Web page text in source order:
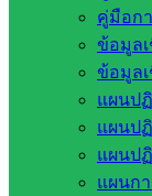
คู่มือกา
ข้อมูล
ข้อมูลเ
แผนป
แผนป
แผนป
แผนก
กระทรวง
ศึกษาธิการ
กระทรวง
การ
อุดมศึกษา
สำนักงาน